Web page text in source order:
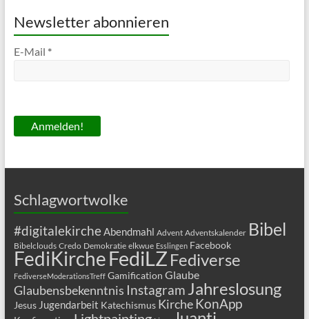
Newsletter abonnieren
E-Mail *
Schlagwortwolke
#digitalekircheAbendmahl Advent Adventskalender Bibel
Bibelclouds Credo Demokratie elkwue Esslingen Facebook
FediKircheFediLZ Fediverse
FediverseModerationsTreff Gamification Glaube
Glaubensbekenntnis Instagram Jahreslosung
Jesus Jugendarbeit Katechismus KircheKonApp